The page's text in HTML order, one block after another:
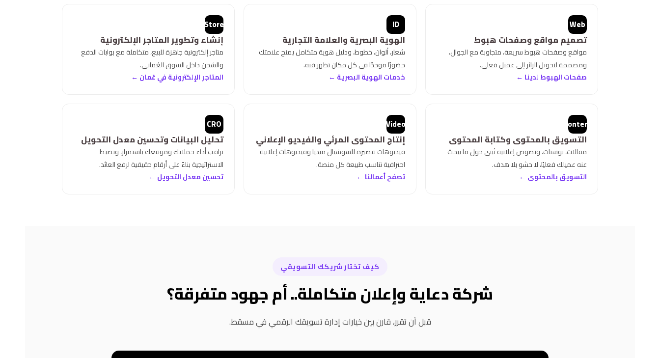
Web
تصميم مواقع وصفحات هبوط
مواقع وصفحات هبوط سريعة، متجاوبة مع الجوال،
ومصممة لتحويل الزائر إلى عميل فعلي.
صفحات الهبوط لدينا ←
ID
الهوية البصرية والعلامة التجارية
شعار، ألوان، خطوط، ودليل هوية متكامل يمنح علامتك
حضورًا موحدًا في كل مكان تظهر فيه.
خدمات الهوية البصرية ←
Store
إنشاء وتطوير المتاجر الإلكترونية
متاجر إلكترونية جاهزة للبيع، متكاملة مع بوابات الدفع
والشحن داخل السوق العُماني.
المتاجر الإلكترونية في عُمان ←
Content
التسويق بالمحتوى وكتابة المحتوى
مقالات، بوستات، ونصوص إعلانية تُبنى حول ما يبحث
عنه عميلك فعليًا، لا حشو بلا هدف.
التسويق بالمحتوى ←
Video
إنتاج المحتوى المرئي والفيديو الإعلاني
فيديوهات قصيرة للسوشيال ميديا وفيديوهات إعلانية
احترافية تناسب طبيعة كل منصة.
تصفح أعمالنا ←
CRO
تحليل البيانات وتحسين معدل التحويل
نراقب أداء حملاتك وموقعك باستمرار، ونضبط
الاستراتيجية بناءً على أرقام حقيقية لرفع العائد.
تحسين معدل التحويل ←
كيف تختار شريكك التسويقي
شركة دعاية وإعلان متكاملة.. أم جهود متفرقة؟
قبل أن تقرر، قارن بين خيارات إدارة تسويقك الرقمي في مسقط.